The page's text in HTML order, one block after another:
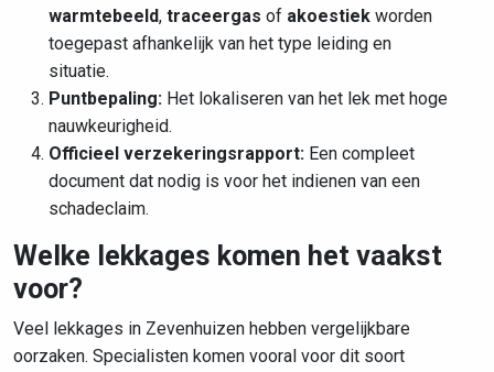
warmtebeeld, traceergas of akoestiek worden
toegepast afhankelijk van het type leiding en
situatie.
Puntbepaling: Het lokaliseren van het lek met hoge
nauwkeurigheid.
Officieel verzekeringsrapport: Een compleet
document dat nodig is voor het indienen van een
schadeclaim.
Welke lekkages komen het vaakst
voor?
Veel lekkages in Zevenhuizen hebben vergelijkbare
oorzaken. Specialisten komen vooral voor dit soort